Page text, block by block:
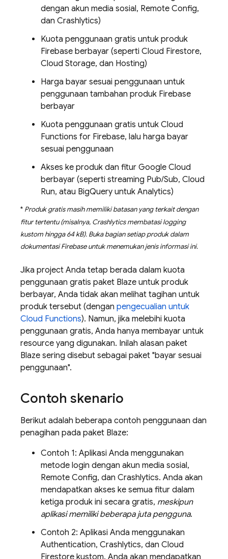
dengan akun media sosial, Remote Config,
dan Crashlytics)
Kuota penggunaan gratis untuk produk
Firebase berbayar (seperti Cloud Firestore,
Cloud Storage, dan Hosting)
Harga bayar sesuai penggunaan untuk
penggunaan tambahan produk Firebase
berbayar
Kuota penggunaan gratis untuk Cloud
Functions for Firebase, lalu harga bayar
sesuai penggunaan
Akses ke produk dan fitur Google Cloud
berbayar (seperti streaming Pub/Sub, Cloud
Run, atau BigQuery untuk Analytics)
* Produk gratis masih memiliki batasan yang terkait dengan
fitur tertentu (misalnya, Crashlyticsmembatasi logging
kustom hingga 64 kB). Buka bagian setiap produk dalam
dokumentasi Firebase untuk menemukan jenis informasi ini.
Jika project Anda tetap berada dalam kuota
penggunaan gratis paket Blaze untuk produk
berbayar, Anda tidak akan melihat tagihan untuk
produk tersebut (dengan pengecualian untuk
Cloud Functions). Namun, jika melebihi kuota
penggunaan gratis, Anda hanya membayar untuk
resource yang digunakan. Inilah alasan paket
Blaze sering disebut sebagai paket "bayar sesuai
penggunaan".
Contoh skenario
Berikut adalah beberapa contoh penggunaan dan
penagihan pada paket Blaze:
Contoh 1: Aplikasi Anda menggunakan
metode login dengan akun media sosial,
Remote Config, dan Crashlytics. Anda akan
mendapatkan akses ke semua fitur dalam
ketiga produk ini secara gratis, meskipun
aplikasi memiliki beberapa juta pengguna.
Contoh 2: Aplikasi Anda menggunakan
Authentication, Crashlytics, dan Cloud
Firestore kustom. Anda akan mendapatkan